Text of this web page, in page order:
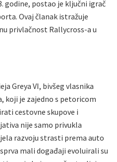
godine, postao je ključni igrač
Ovaj članak istražuje
privlačnost Rallycross-a u
Greya VI, bivšeg vlasnika
koji je zajedno s petoricom
cestovne skupove i
nije samo privukla
razvoju strasti prema auto
mali događaji evoluirali su